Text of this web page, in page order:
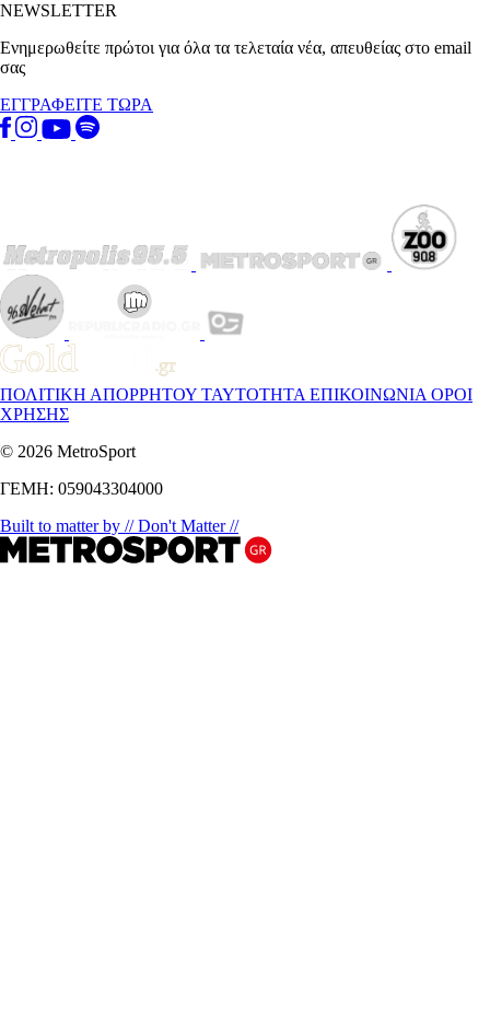
NEWSLETTER
Ενημερωθείτε πρώτοι για όλα τα τελεταία νέα, απευθείας στο email
σας
ΕΓΓΡΑΦΕΙΤΕ ΤΩΡΑ
ΠΟΛΙΤΙΚΗ ΑΠΟΡΡΗΤΟΥ ΤΑΥΤΟΤΗΤΑ ΕΠΙΚΟΙΝΩΝΙΑ ΟΡΟΙ
ΧΡΗΣΗΣ
© 2026 MetroSport
ΓΕΜΗ: 059043304000
Built to matter by // Don't Matter //